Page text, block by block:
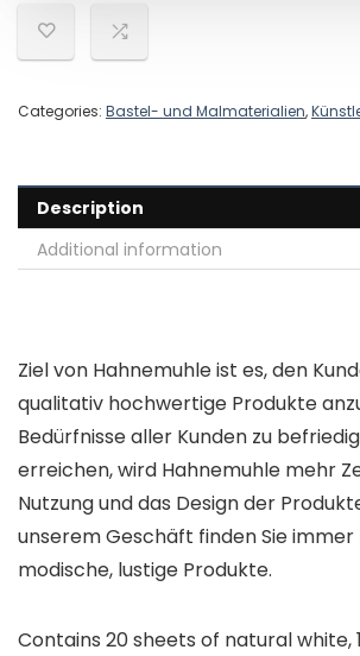
Categories: Bastel- und Malmaterialien,
Description
Additional information
Ziel von Hahnemuhle ist es, den
qualitativ hochwertige Produkte
Bedürfnisse aller Kunden zu
erreichen, wird Hahnemuhle mehr
Nutzung und das Design der
unserem Geschäft finden Sie immer
modische, lustige Produkte.
Contains 20 sheets of natural white,